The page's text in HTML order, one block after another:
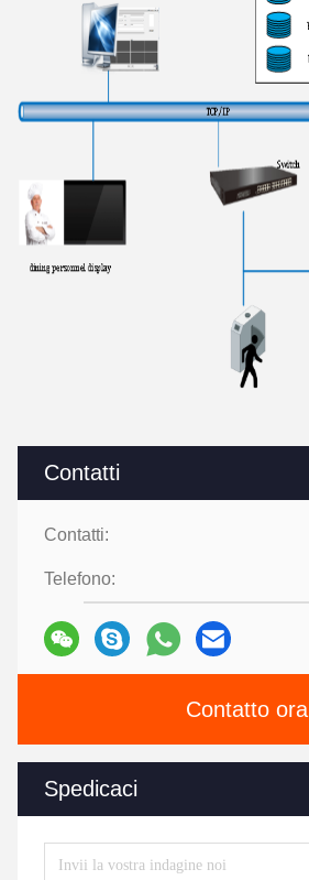
Contatti
Contatti:
Telefono:
Contatto ora
Spedicaci